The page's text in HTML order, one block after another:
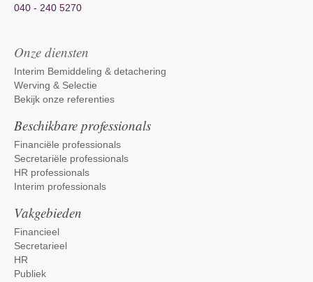
040 - 240 5270
Onze diensten
Interim Bemiddeling & detachering
Werving & Selectie
Bekijk onze referenties
Beschikbare professionals
Financiële professionals
Secretariële professionals
HR professionals
Interim professionals
Vakgebieden
Financieel
Secretarieel
HR
Publiek